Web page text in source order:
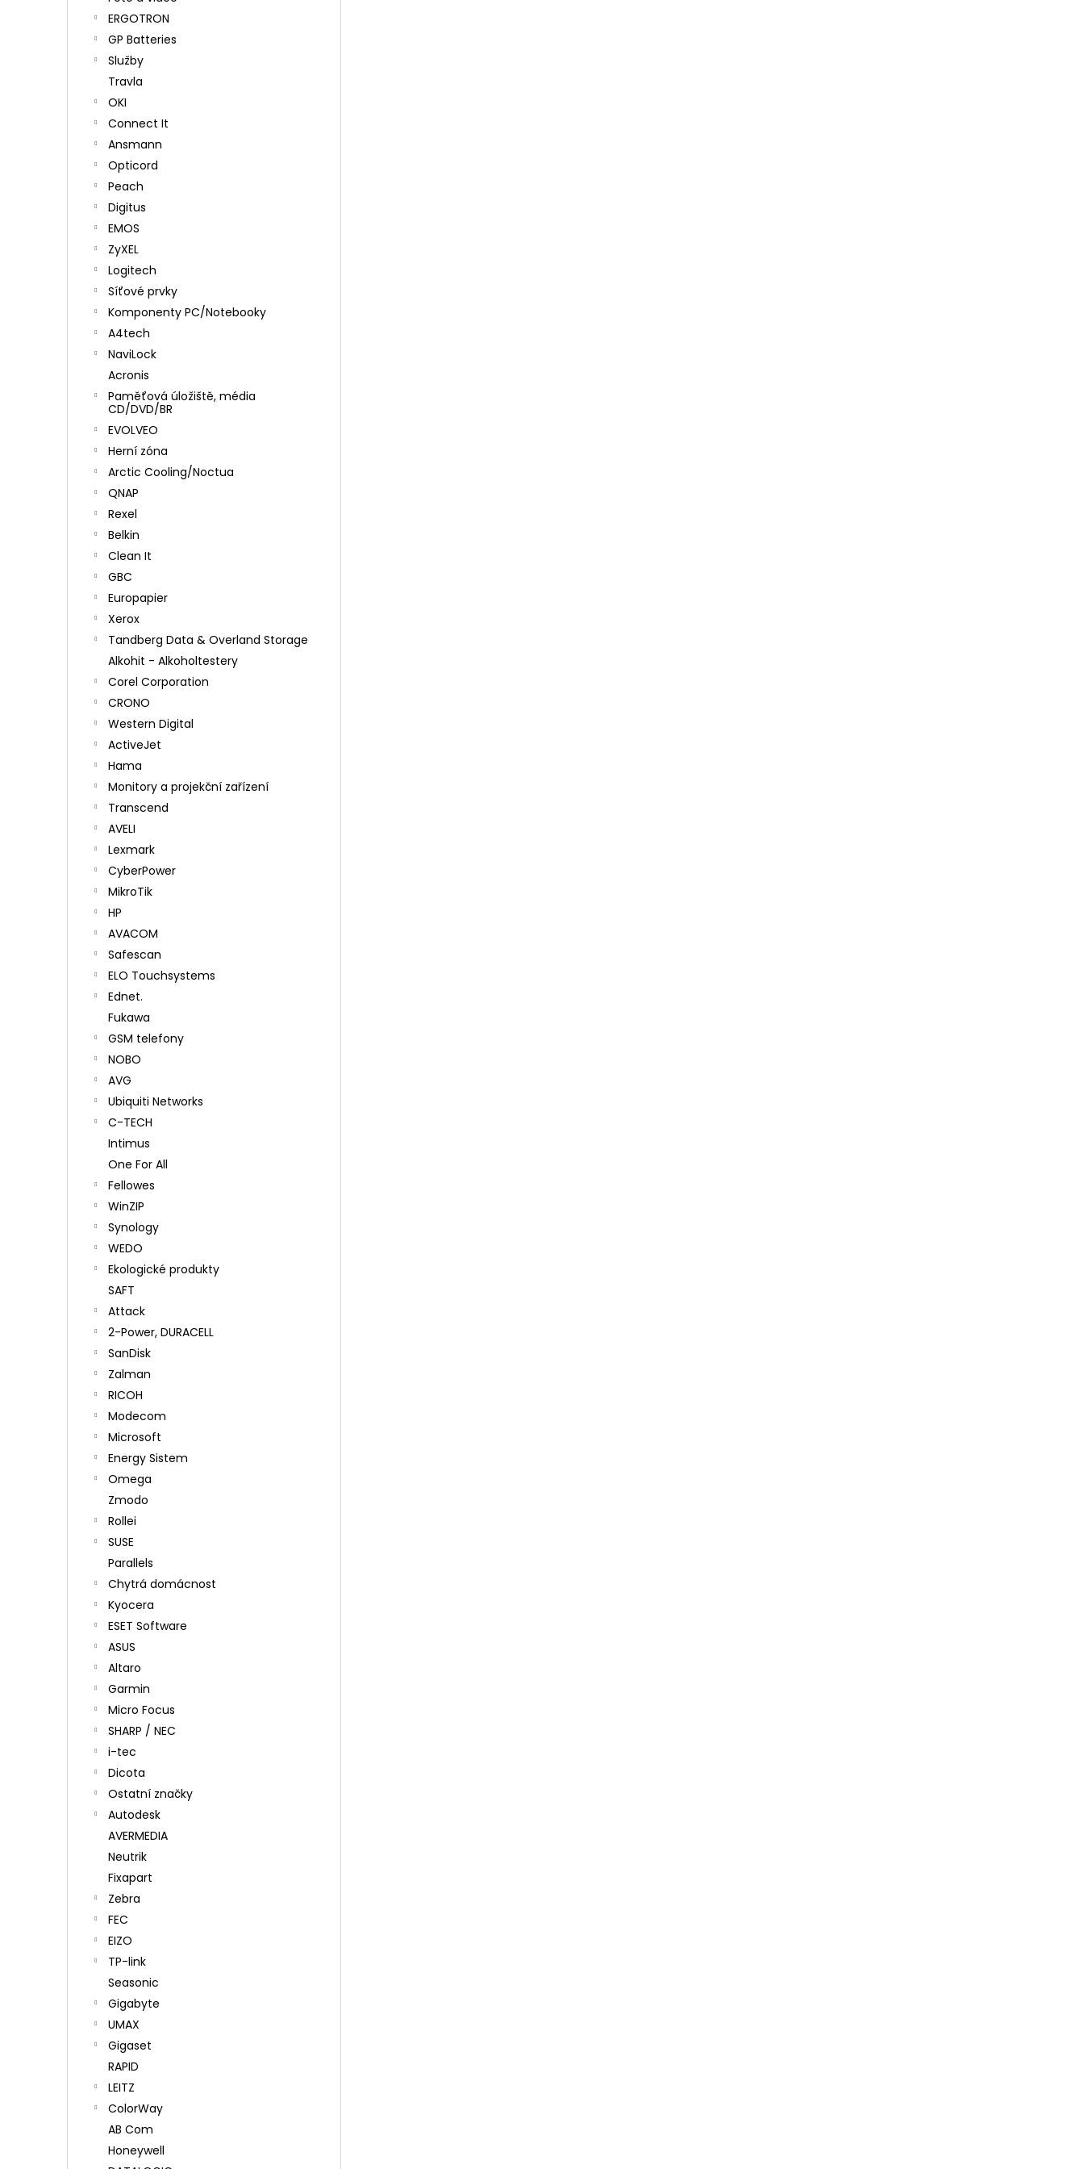
ERGOTRON
GP Batteries
Služby
Travla
OKI
Connect It
Ansmann
Opticord
Peach
Digitus
EMOS
ZyXEL
Logitech
Síťové prvky
Komponenty PC/Notebooky
A4tech
NaviLock
Acronis
Paměťová úložiště, média
CD/DVD/BR
EVOLVEO
Herní zóna
Arctic Cooling/Noctua
QNAP
Rexel
Belkin
Clean It
GBC
Europapier
Xerox
Tandberg Data & Overland Storage
Alkohit - Alkoholtestery
Corel Corporation
CRONO
Western Digital
ActiveJet
Hama
Monitory a projekční zařízení
Transcend
AVELI
Lexmark
CyberPower
MikroTik
HP
AVACOM
Safescan
ELO Touchsystems
Ednet.
Fukawa
GSM telefony
NOBO
AVG
Ubiquiti Networks
C-TECH
Intimus
One For All
Fellowes
WinZIP
Synology
WEDO
Ekologické produkty
SAFT
Attack
2-Power, DURACELL
SanDisk
Zalman
RICOH
Modecom
Microsoft
Energy Sistem
Omega
Zmodo
Rollei
SUSE
Parallels
Chytrá domácnost
Kyocera
ESET Software
ASUS
Altaro
Garmin
Micro Focus
SHARP / NEC
i-tec
Dicota
Ostatní značky
Autodesk
AVERMEDIA
Neutrik
Fixapart
Zebra
FEC
EIZO
TP-link
Seasonic
Gigabyte
UMAX
Gigaset
RAPID
LEITZ
ColorWay
AB Com
Honeywell